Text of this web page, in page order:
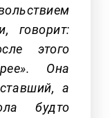
говорит:
этого
Она
а
будто